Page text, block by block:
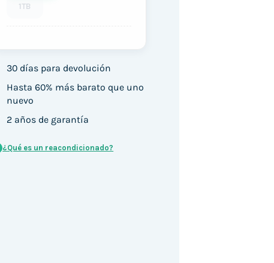
1TB
30 días para devolución
Hasta 60% más barato que uno
nuevo
2 años de garantía
¿Qué es un reacondicionado?